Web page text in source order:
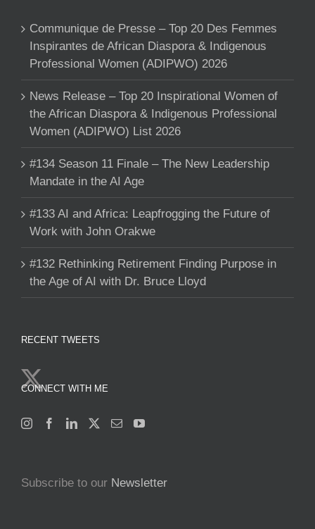
Communique de Presse – Top 20 Des Femmes
Inspirantes de African Diaspora & Indigenous
Professional Women (ADIPWO) 2026
News Release – Top 20 Inspirational Women of
the African Diaspora & Indigenous Professional
Women (ADIPWO) List 2026
#134 Season 11 Finale – The New Leadership
Mandate in the AI Age
#133 AI and Africa: Leapfrogging the Future of
Work with John Orakwe
#132 Rethinking Retirement Finding Purpose in
the Age of AI with Dr. Bruce Lloyd
RECENT TWEETS
CONNECT WITH ME
Subscribe to our Newsletter